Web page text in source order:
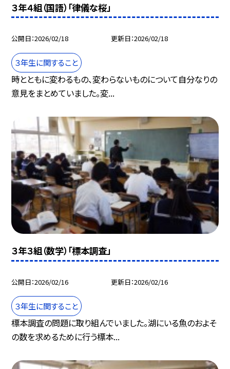
３年４組（国語）「律儀な桜」
公開日 2026/02/18 更新日 2026/02/18
３年生に関すること
時とともに変わるもの、変わらないものについて自分なりの
意見をまとめていました。変...
３年３組（数学）「標本調査」
公開日 2026/02/16 更新日 2026/02/16
３年生に関すること
標本調査の問題に取り組んでいました。湖にいる魚のおよそ
の数を求めるために行う標本...